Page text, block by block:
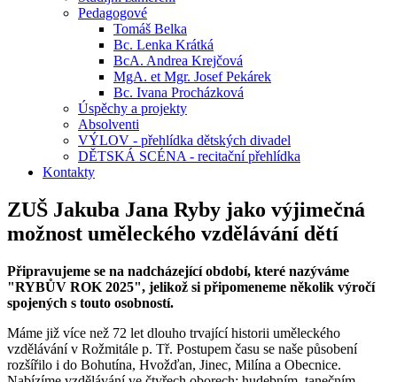
Pedagogové
Tomáš Belka
Bc. Lenka Krátká
BcA. Andrea Krejčová
MgA. et Mgr. Josef Pekárek
Bc. Ivana Procházková
Úspěchy a projekty
Absolventi
VÝLOV - přehlídka dětských divadel
DĚTSKÁ SCÉNA - recitační přehlídka
Kontakty
ZUŠ Jakuba Jana Ryby jako výjimečná
možnost uměleckého vzdělávání dětí
Připravujeme se na nadcházející období, které nazýváme
"RYBŮV ROK 2025", jelikož si připomeneme několik výročí
spojených s touto osobností.
Máme již více než 72 let dlouho trvající historii uměleckého
vzdělávání v Rožmitále p. Tř. Postupem času se naše působení
rozšířilo i do Bohutína, Hvožďan, Jinec, Milína a Obecnice.